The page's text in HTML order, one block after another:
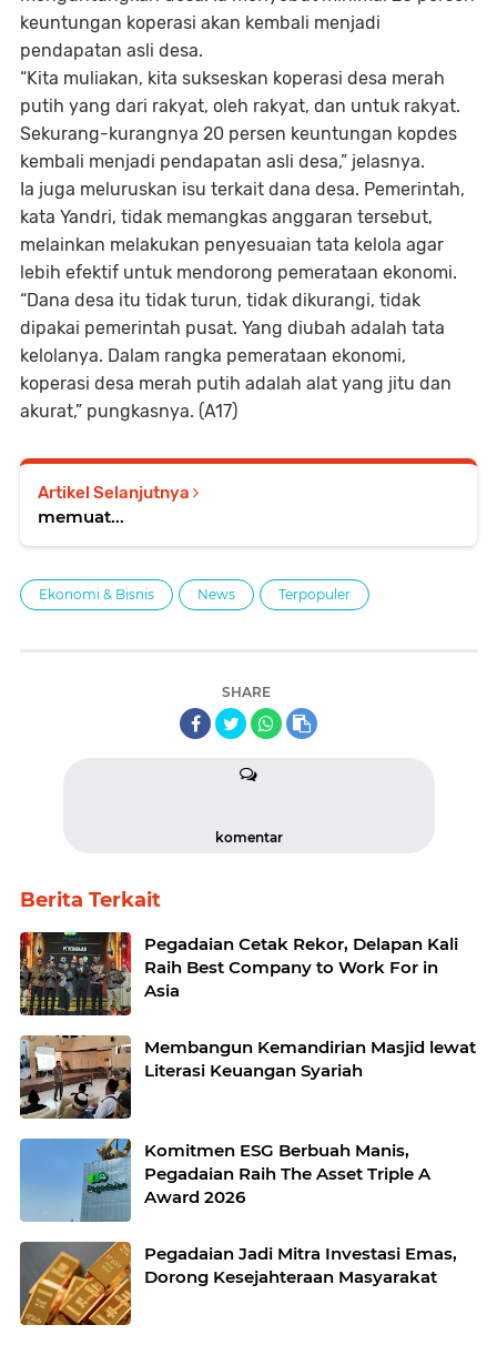
keuntungan koperasi akan kembali menjadi
pendapatan asli desa.
“Kita muliakan, kita sukseskan koperasi desa merah
putih yang dari rakyat, oleh rakyat, dan untuk rakyat.
Sekurang-kurangnya 20 persen keuntungan kopdes
kembali menjadi pendapatan asli desa,” jelasnya.
Ia juga meluruskan isu terkait dana desa. Pemerintah,
kata Yandri, tidak memangkas anggaran tersebut,
melainkan melakukan penyesuaian tata kelola agar
lebih efektif untuk mendorong pemerataan ekonomi.
“Dana desa itu tidak turun, tidak dikurangi, tidak
dipakai pemerintah pusat. Yang diubah adalah tata
kelolanya. Dalam rangka pemerataan ekonomi,
koperasi desa merah putih adalah alat yang jitu dan
akurat,” pungkasnya. (A17)
Artikel Selanjutnya
memuat...
Ekonomi & Bisnis News Terpopuler
SHARE
komentar
Berita Terkait
Pegadaian Cetak Rekor, Delapan Kali
Raih Best Company to Work For in
Asia
Membangun Kemandirian Masjid lewat
Literasi Keuangan Syariah
Komitmen ESG Berbuah Manis,
Pegadaian Raih The Asset Triple A
Award 2026
Pegadaian Jadi Mitra Investasi Emas,
Dorong Kesejahteraan Masyarakat